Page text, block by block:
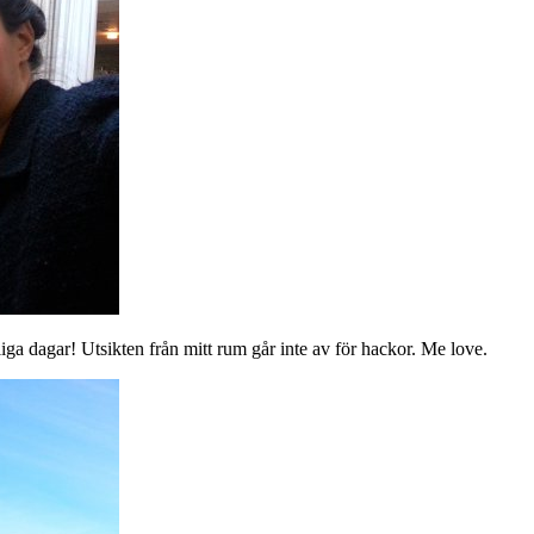
dagar! Utsikten från mitt rum går inte av för hackor. Me love.